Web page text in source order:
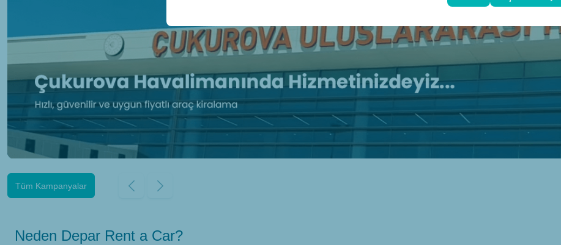
Tüm Kampanyalar
Neden Depar Rent a Car?